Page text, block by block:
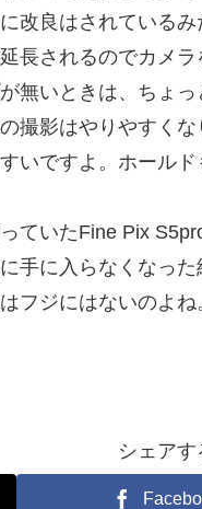
改良はされているみ
長されるのでカメ
無いときは、ちょ
撮影はやりやすく
いですよ。ホール
ていたFine Pix
手に入らなくなっ
フジにはないのよね
シェアす